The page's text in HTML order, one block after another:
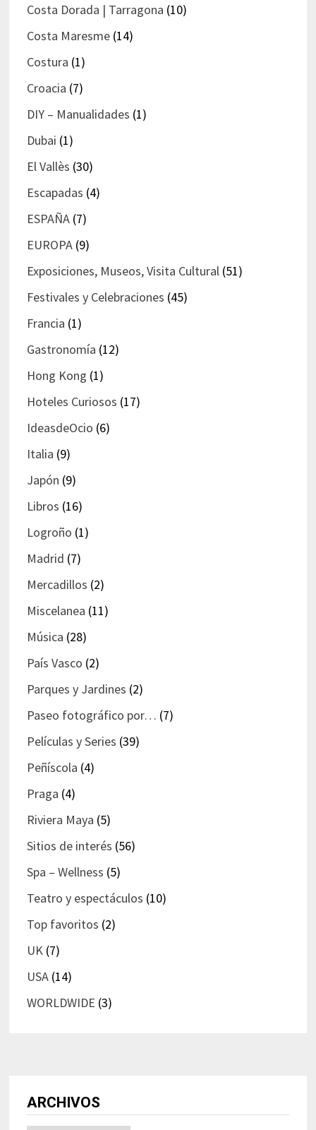
Costa Dorada | Tarragona (10)
Costa Maresme(14)
Costura (1)
Croacia (7)
DIY – Manualidades (1)
Dubai (1)
El Vallès (30)
Escapadas (4)
ESPAÑA(7)
EUROPA(9)
Exposiciones, Museos, Visita Cultural(51)
Festivales y Celebraciones (45)
Francia (1)
Gastronomía (12)
Hong Kong (1)
Hoteles Curiosos (17)
IdeasdeOcio (6)
Italia (9)
Japón (9)
Libros (16)
Logroño (1)
Madrid (7)
Mercadillos (2)
Miscelanea (11)
Música (28)
País Vasco (2)
Parques y Jardines (2)
Paseo fotográfico por… (7)
Películas y Series (39)
Peñíscola (4)
Praga (4)
Riviera Maya (5)
Sitios de interés (56)
Spa – Wellness (5)
Teatro y espectáculos (10)
Top favoritos (2)
UK(7)
USA(14)
WORLDWIDE (3)
ARCHIVOS